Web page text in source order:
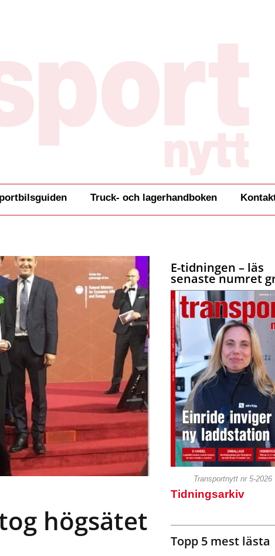
Truck- och lagerhandboken
högsätet
E-tidningen – läs
senaste numret
Transportnytt nr 5-2026
Tidningsarkiv
Topp 5 mest lästa